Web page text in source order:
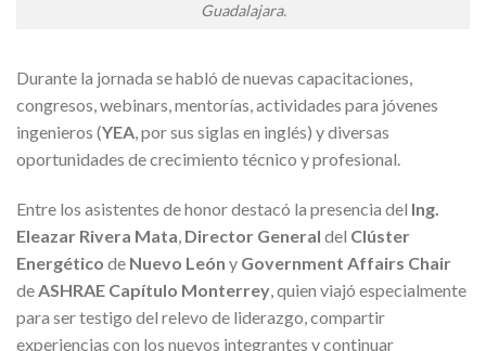
Guadalajara.
Durante la jornada se habló de nuevas capacitaciones,
congresos, webinars, mentorías, actividades para jóvenes
ingenieros (YEA, por sus siglas en inglés) y diversas
oportunidades de crecimiento técnico y profesional.
Entre los asistentes de honor destacó la presencia del Ing.
Eleazar Rivera Mata Director General del Clúster
Energético de Nuevo León y Government Affairs Chair
de ASHRAE Capítulo Monterrey , quien viajó especialmente
para ser testigo del relevo de liderazgo, compartir
experiencias con los nuevos integrantes y continuar